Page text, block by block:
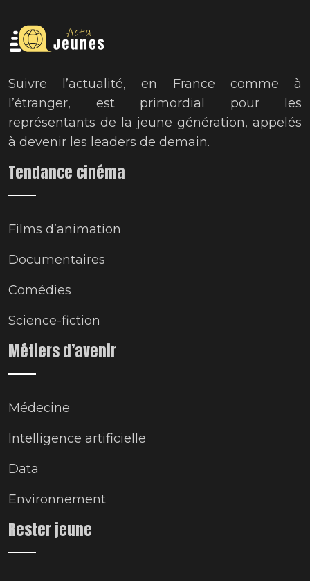
Suivre l’actualité, en France comme à
l’étranger, est primordial pour les
représentants de la jeune génération, appelés
à devenir les leaders de demain.
Tendance cinéma
Films d’animation
Documentaires
Comédies
Science-fiction
Métiers d’avenir
Médecine
Intelligence artificielle
Data
Environnement
Rester jeune